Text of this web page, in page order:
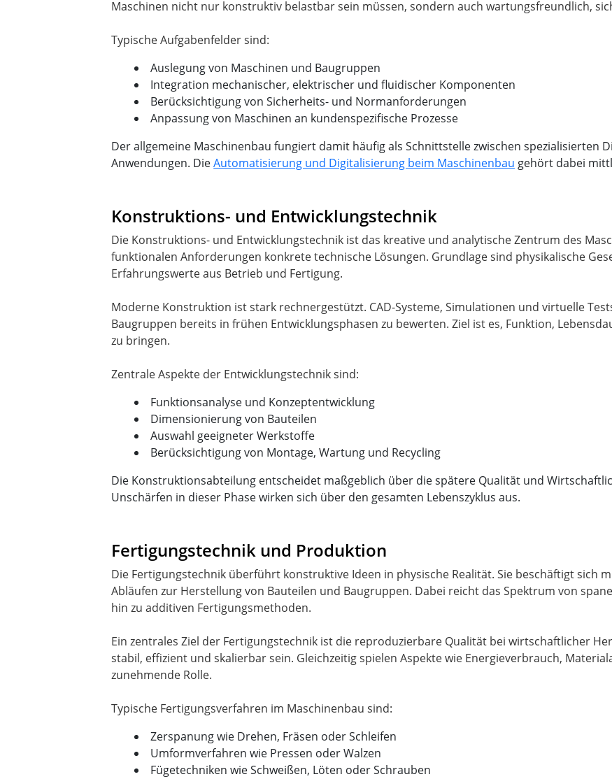
Maschinen nicht nur konstruktiv belastbar sein müssen, sondern auch wartungsfreundlich,
Auslegung von Maschinen und Baugruppen
Integration mechanischer, elektrischer und fluidischer Komponenten
Berücksichtigung von Sicherheits- und Normanforderungen
Anpassung von Maschinen an kundenspezifische Prozesse
Der allgemeine Maschinenbau fungiert damit häufig als Schnittstelle zwischen spezialisierten
Anwendungen. DieAutomatisierung und Digitalisierung beim Maschinenbau gehört dabei
Konstruktions- und Entwicklungstechnik
Die Konstruktions- und Entwicklungstechnik ist das kreative und analytische Zentrum des
funktionalen Anforderungen konkrete technische Lösungen. Grundlage sind physikalische
Erfahrungswerte aus Betrieb und Fertigung.
Moderne Konstruktion ist stark rechnergestützt. CAD-Systeme, Simulationen und virtuelle
Baugruppen bereits in frühen Entwicklungsphasen zu bewerten. Ziel ist es, Funktion,
zu bringen.
Funktionsanalyse und Konzeptentwicklung
Dimensionierung von Bauteilen
Auswahl geeigneter Werkstoffe
Berücksichtigung von Montage, Wartung und Recycling
Die Konstruktionsabteilung entscheidet maßgeblich über die spätere Qualität und
Unschärfen in dieser Phase wirken sich über den gesamten Lebenszyklus aus.
Fertigungstechnik und Produktion
Die Fertigungstechnik überführt konstruktive Ideen in physische Realität. Sie beschäftigt sich
Abläufen zur Herstellung von Bauteilen und Baugruppen. Dabei reicht das Spektrum von
hin zu additiven Fertigungsmethoden.
Ein zentrales Ziel der Fertigungstechnik ist die reproduzierbare Qualität bei wirtschaftlicher
stabil, effizient und skalierbar sein. Gleichzeitig spielen Aspekte wie Energieverbrauch,
zunehmende Rolle.
Zerspanung wie Drehen, Fräsen oder Schleifen
Umformverfahren wie Pressen oder Walzen
Fügetechniken wie Schweißen, Löten oder Schrauben